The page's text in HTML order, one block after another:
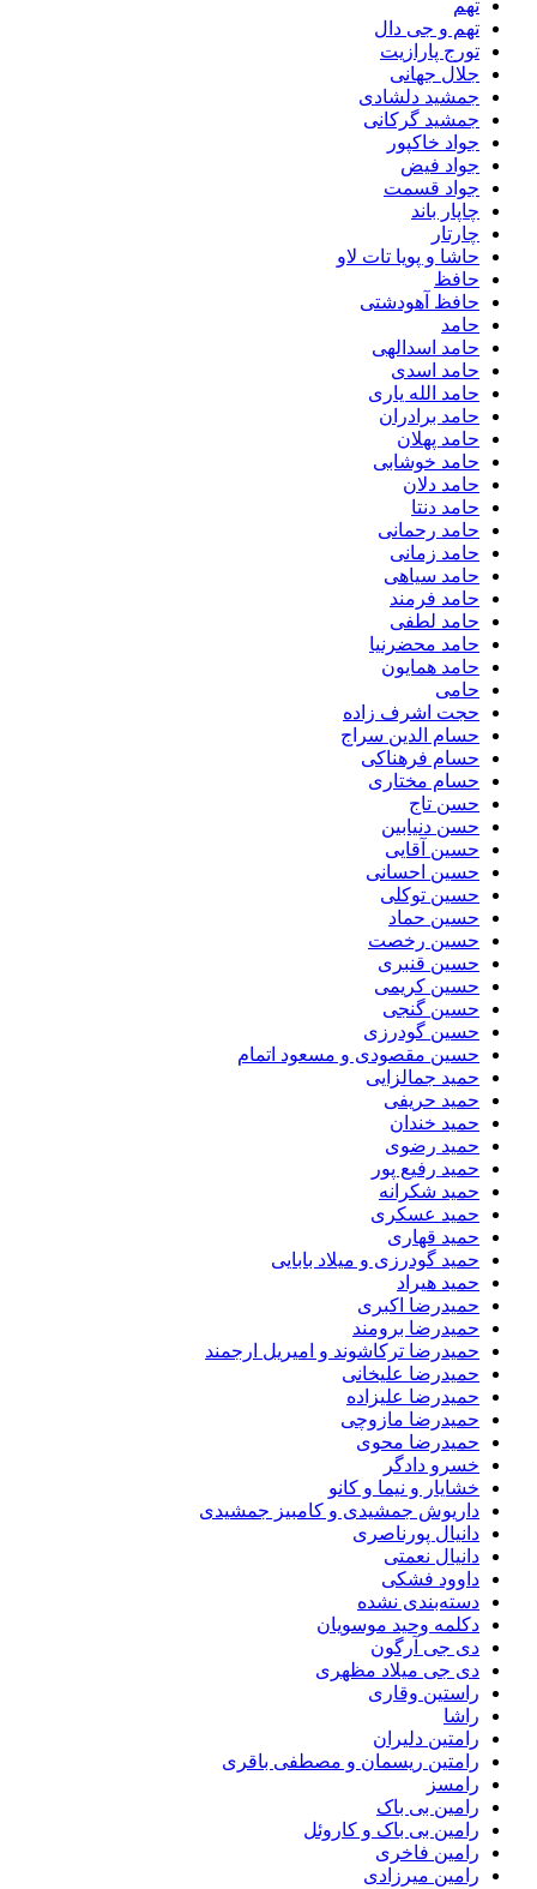
تهم
تهم و جی دال
تورج پارازیت
جلال جهانی
جمشید دلشادی
جمشید گرکانی
جواد خاکپور
جواد فیض
جواد قسمت
چاپار باند
چارتار
حاشا و پویا تات لاو
حافظ
حافظ آهودشتی
حامد
حامد اسدالهی
حامد اسدی
حامد الله یاری
حامد برادران
حامد پهلان
حامد خوشابی
حامد دلان
حامد دنتا
حامد رحمانی
حامد زمانی
حامد سیاهی
حامد فرمند
حامد لطفی
حامد محضرنیا
حامد همایون
حامی
حجت اشرف زاده
حسام الدین سراج
حسام فرهناکی
حسام مختاری
حسن تاج
حسن دنیابین
حسین آقایی
حسین احسانی
حسین توکلی
حسین حماد
حسین رخصت
حسین قنبری
حسین کریمی
حسین گنجی
حسین گودرزی
حسین مقصودی و مسعود اتمام
حمید جمالزایی
حمید حریفی
حمید خندان
حمید رضوی
حمید رفیع پور
حمید شکرانه
حمید عسکری
حمید قهاری
حمید گودرزی و میلاد بابایی
حمید هیراد
حمیدرضا اکبری
حمیدرضا برومند
حمیدرضا ترکاشوند و امیریل ارجمند
حمیدرضا علیخانی
حمیدرضا علیزاده
حمیدرضا مازوچی
حمیدرضا محوی
خسرو دادگر
خشایار و نیما و کانو
داریوش جمشیدی و کامبیز جمشیدی
دانیال پورناصری
دانیال نعمتی
داوود فشکی
دسته‌بندی نشده
دکلمه وحید موسویان
دی جی آرگون
دی جی میلاد مظهری
راستین وقاری
راشا
رامتین دلیران
رامتین ریسمان و مصطفی باقری
رامسز
رامین بی باک
رامین بی باک و کاروئل
رامین فاخری
رامین میرزادی